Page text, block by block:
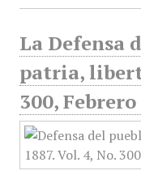
La Defensa
patria,
300, Febrero